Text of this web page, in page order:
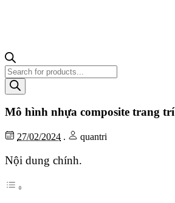
Tìm
kiếm
sản
Mô hình nhựa composite trang trí
27/02/2024 . quantri
Nội dung chính.